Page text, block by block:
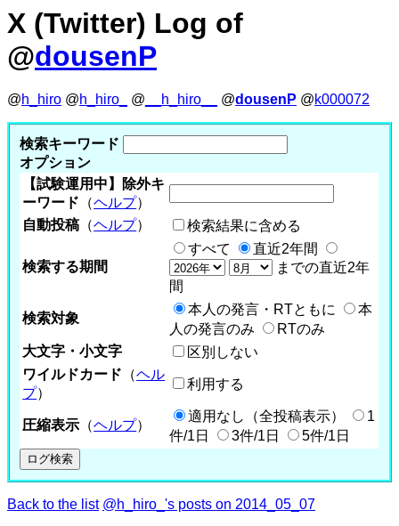
X (Twitter) Log of
@dousenP
@h_hiro @h_hiro_ @ __h_hiro__ @dousenP @k000072
検索キーワード
オプション
【試験運用中】除外キ
ーワード （ヘルプ）
自動投稿 （ヘルプ） 検索結果に含める
検索する期間
すべて
直近2年間
までの直近2年
間
検索対象
本人の発言・RTともに
本
人の発言のみ
RTのみ
大文字・小文字
区別しない
ワイルドカード （ヘル
プ）
利用する
圧縮表示 （ヘルプ）
適用なし（全投稿表示）
1
件/1日
3件/1日 5件/1日
Back to the list @h_hiro_'s posts on 2014_05_07